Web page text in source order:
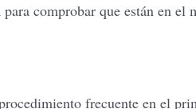
comprobar que están en
frecuente en el